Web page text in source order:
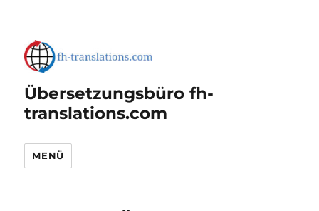
Übersetzungsbüro fh-
translations.com
MENÜ